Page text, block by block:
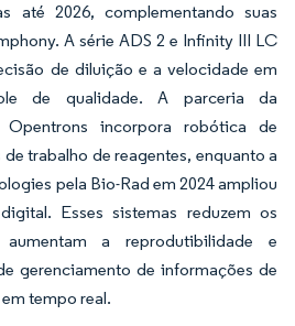
até 2026, complementando suas
A série ADS 2 e Infinity III LC
de diluição e a velocidade em
de qualidade. A parceria da
incorpora robótica de
trabalho de reagentes, enquanto a
pela Bio-Rad em 2024 ampliou
Esses sistemas reduzem os
a reprodutibilidade e
gerenciamento de informações de
tempo real.